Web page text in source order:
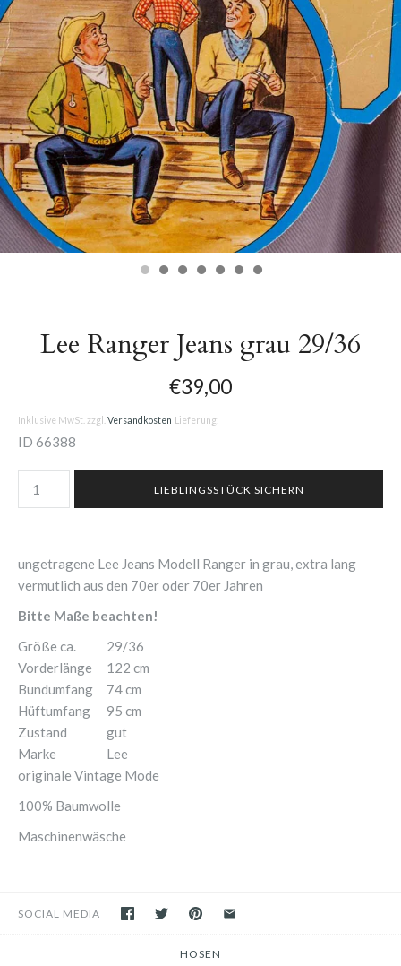
Lee Ranger Jeans grau 29/36
€39,00
Inklusive MwSt. zzgl. Versandkosten Lieferung:
ID 66388
ungetragene Lee Jeans Modell Ranger in grau, extra lang
vermutlich aus den 70er oder 70er Jahren
Bitte Maße beachten!
Größe ca.
Vorderlänge
Bundumfang
Hüftumfang
Zustand
Marke
29/36
122 cm
74 cm
95 cm
gut
Lee
originale Vintage Mode
100% Baumwolle
Maschinenwäsche
SOCIAL MEDIA
HOSEN